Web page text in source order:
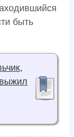
быть